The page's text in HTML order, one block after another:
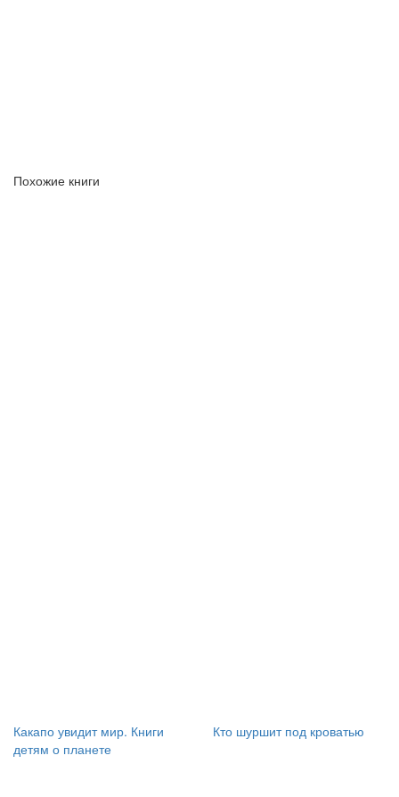
Похожие книги
Какапо увидит мир. Книги
детям о планете
Кто шуршит под кроватью